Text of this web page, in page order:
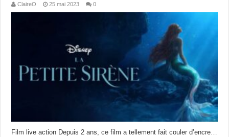
ClaireO 25 mai 2023 0
Film live action Depuis 2 ans, ce film a tellement fait couler d’encre…